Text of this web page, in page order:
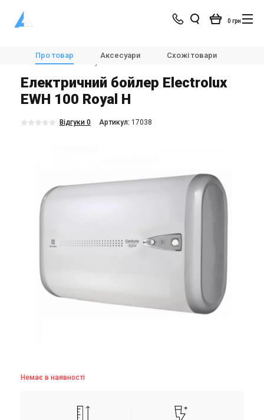
0 грн
Магазин Опалення
💧🌡️Бойлери
Electrolux EWH 100 Royal H
Про товар Аксесуари Схожі товари
Електричний бойлер Electrolux
EWH 100 Royal H
Відгуки 0 Aртикул: 17038
Немає в наявності